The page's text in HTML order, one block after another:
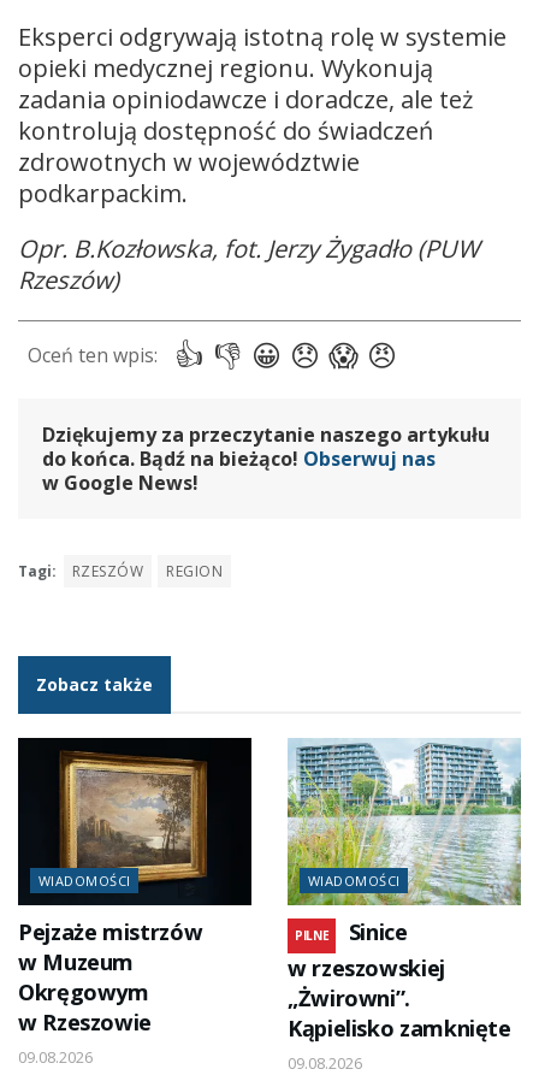
Eksperci odgrywają istotną rolę w systemie
opieki medycznej regionu. Wykonują
zadania opiniodawcze i doradcze, ale też
kontrolują dostępność do świadczeń
zdrowotnych w województwie
podkarpackim.
Opr. B.Kozłowska, fot. Jerzy Żygadło (PUW
Rzeszów)
Dziękujemy za przeczytanie naszego artykułu
do końca. Bądź na bieżąco! Obserwuj nas
w Google News!
Tagi: RZESZÓW REGION
Zobacz także
WIADOMOŚCI
Pejzaże mistrzów
w Muzeum
Okręgowym
w Rzeszowie
09.08.2026
WIADOMOŚCI
PILNE
Sinice
w rzeszowskiej
„Żwirowni”.
Kąpielisko zamknięte
09.08.2026